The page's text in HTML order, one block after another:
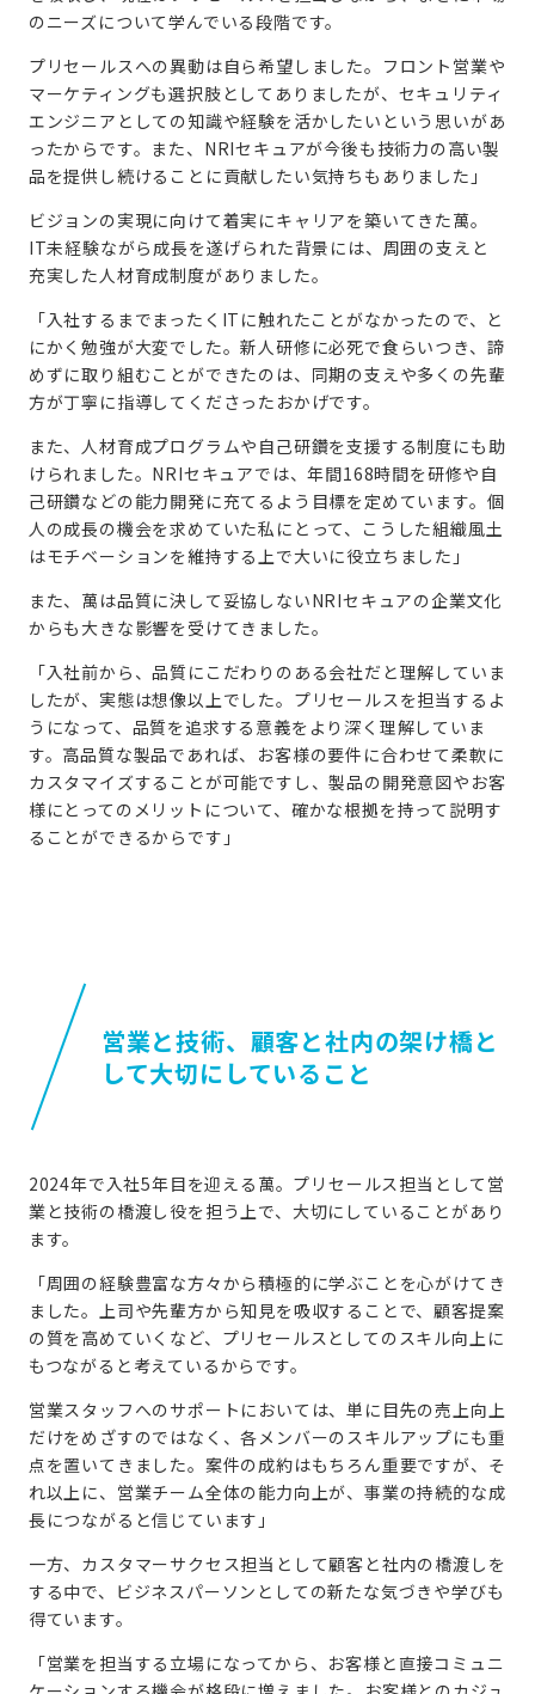
のニーズについて学んでいる段階です。
プリセールスへの異動は自ら希望しました。フロント営業や
マーケティングも選択肢としてありましたが、セキュリティ
エンジニアとしての知識や経験を活かしたいという思いがあ
ったからです。また、NRIセキュアが今後も技術力の高い製
品を提供し続けることに貢献したい気持ちもありました」
ビジョンの実現に向けて着実にキャリアを築いてきた萬。
IT未経験ながら成長を遂げられた背景には、周囲の支えと
充実した人材育成制度がありました。
「入社するまでまったくITに触れたことがなかったので、と
にかく勉強が大変でした。新人研修に必死で食らいつき、諦
めずに取り組むことができたのは、同期の支えや多くの先輩
方が丁寧に指導してくださったおかげです。
また、人材育成プログラムや自己研鑽を支援する制度にも助
けられました。NRIセキュアでは、年間168時間を研修や自
己研鑽などの能力開発に充てるよう目標を定めています。個
人の成長の機会を求めていた私にとって、こうした組織風土
はモチベーションを維持する上で大いに役立ちました」
また、萬は品質に決して妥協しないNRIセキュアの企業文化
からも大きな影響を受けてきました。
「入社前から、品質にこだわりのある会社だと理解していま
したが、実態は想像以上でした。プリセールスを担当するよ
うになって、品質を追求する意義をより深く理解していま
す。高品質な製品であれば、お客様の要件に合わせて柔軟に
カスタマイズすることが可能ですし、製品の開発意図やお客
様にとってのメリットについて、確かな根拠を持って説明す
ることができるからです」
営業と技術、顧客と社内の架け橋と
して大切にしていること
2024年で入社5年目を迎える萬。プリセールス担当として営
業と技術の橋渡し役を担う上で、大切にしていることがあり
ます。
「周囲の経験豊富な方々から積極的に学ぶことを心がけてき
ました。上司や先輩方から知見を吸収することで、顧客提案
の質を高めていくなど、プリセールスとしてのスキル向上に
もつながると考えているからです。
営業スタッフへのサポートにおいては、単に目先の売上向上
だけをめざすのではなく、各メンバーのスキルアップにも重
点を置いてきました。案件の成約はもちろん重要ですが、そ
れ以上に、営業チーム全体の能力向上が、事業の持続的な成
長につながると信じています」
一方、カスタマーサクセス担当として顧客と社内の橋渡しを
する中で、ビジネスパーソンとしての新たな気づきや学びも
得ています。
「営業を担当する立場になってから、お客様と直接コミュニ